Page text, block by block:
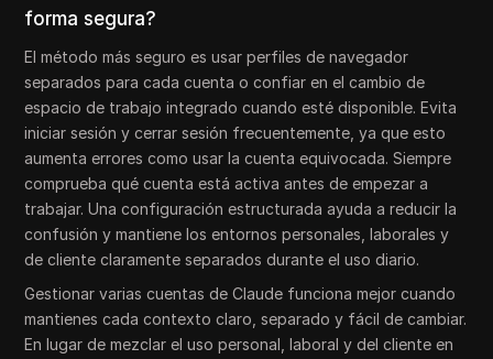
forma segura?
El método más seguro es usar perfiles de navegador
separados para cada cuenta o confiar en el cambio de
espacio de trabajo integrado cuando esté disponible. Evita
iniciar sesión y cerrar sesión frecuentemente, ya que esto
aumenta errores como usar la cuenta equivocada. Siempre
comprueba qué cuenta está activa antes de empezar a
trabajar. Una configuración estructurada ayuda a reducir la
confusión y mantiene los entornos personales, laborales y
de cliente claramente separados durante el uso diario.
Gestionar varias cuentas de Claude funciona mejor cuando
mantienes cada contexto claro, separado y fácil de cambiar.
En lugar de mezclar el uso personal, laboral y del cliente en